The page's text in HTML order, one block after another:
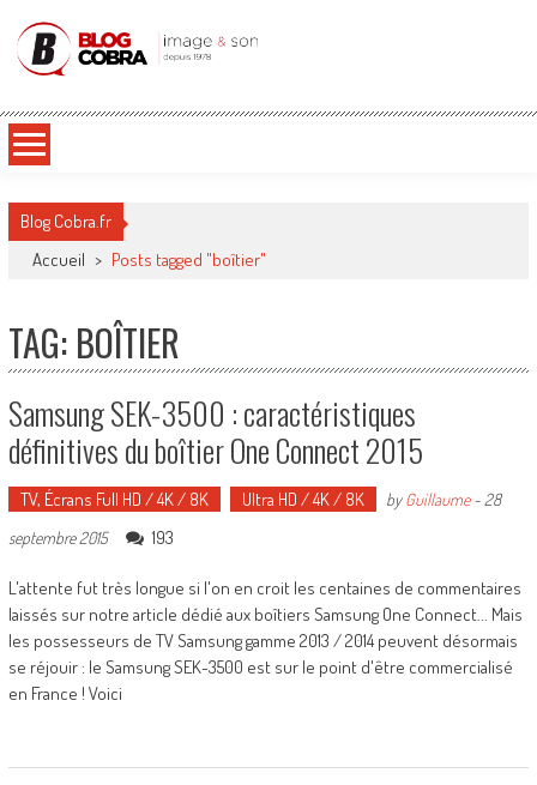
Blog Cobra
Blog Cobra.fr
Accueil > Posts tagged "boîtier"
TAG: BOÎTIER
Samsung SEK-3500 : caractéristiques
définitives du boîtier One Connect 2015
TV, Écrans Full HD / 4K / 8K Ultra HD / 4K / 8K byGuillaume- 28
septembre 2015
193
L'attente fut très longue si l'on en croit les centaines de commentaires
laissés sur notre article dédié aux boîtiers Samsung One Connect... Mais
les possesseurs de TV Samsung gamme 2013 / 2014 peuvent désormais
se réjouir : le Samsung SEK-3500 est sur le point d'être commercialisé
en France ! Voici